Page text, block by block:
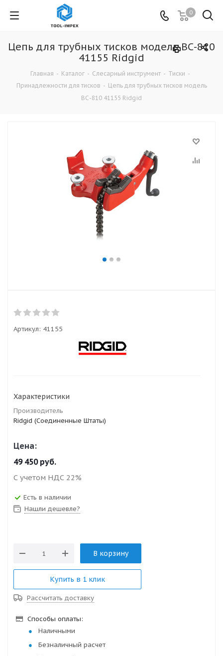
0
Цепь для трубных тисков модель ВС-810
41155 Ridgid
Главная - Каталог - Слесарный инструмент - Тиски -
Принадлежности для тисков - Цепь для трубных тисков модель
ВС-810 41155 Ridgid
Артикул: 41155
Характеристики
Производитель
Ridgid (Соединенные Штаты)
Цена:
49 450руб.
С учетом НДС 22%
Есть в наличии
Нашли дешевле?
В корзину
Купить в 1 клик
Рассчитать доставку
Способы оплаты:
Наличными
Безналичный расчет